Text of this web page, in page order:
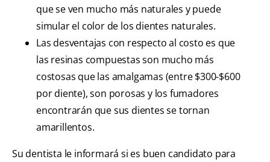
que se ven mucho más naturales y puede
simular el color de los dientes naturales.
Las desventajas con respecto al costo es que
las resinas compuestas son mucho más
costosas que las amalgamas (entre $300-$600
por diente), son porosas y los fumadores
encontrarán que sus dientes se tornan
amarillentos.
Su dentista le informará si es buen candidato para